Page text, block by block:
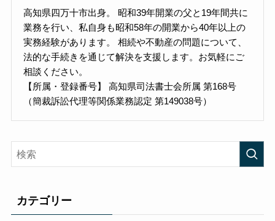
高知県四万十市出身。 昭和39年開業の父と19年間共に
業務を行い、私自身も昭和58年の開業から40年以上の
実務経験があります。 相続や不動産の問題について、
法的な手続きを通じて解決を支援します。お気軽にご
相談ください。
【所属・登録番号】 高知県司法書士会所属 第168号
（簡裁訴訟代理等関係業務認定 第149038号）
カテゴリー